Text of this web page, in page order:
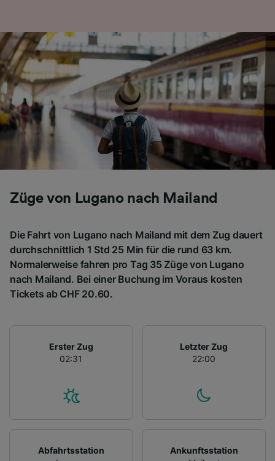
Züge von Lugano nach Mailand
Die Fahrt von Lugano nach Mailand mit dem Zug dauert
durchschnittlich 1 Std 25 Min für die rund 63 km.
Normalerweise fahren pro Tag 35 Züge von Lugano
nach Mailand. Bei einer Buchung im Voraus kosten
Tickets ab CHF 20.60.
Erster Zug
02:31
Letzter Zug
22:00
Abfahrtsstation
Ankunftsstation
Endgeräteeigenschaften zur Identifikation
aktiv abfragen. Speichern von oder Zugriff auf
Informationen auf einem Endgerät.
Personalisierte Werbung und Inhalte, Messung
von Werbeleistung und der Performance von
Inhalten, Zielgruppenforschung sowie
Entwicklung und Verbesserung von
Angeboten.
Liste der Partner (Lieferanten)